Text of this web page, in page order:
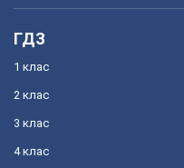
ГДЗ
1 клас
2 клас
3 клас
4 клас